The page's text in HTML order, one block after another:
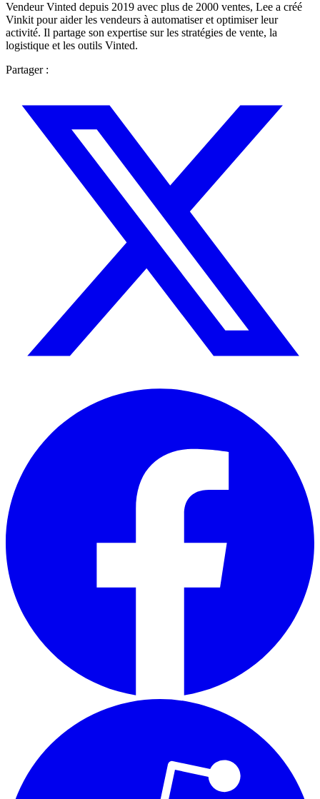
Vendeur Vinted depuis 2019 avec plus de 2000 ventes, Lee a créé
Vinkit pour aider les vendeurs à automatiser et optimiser leur
activité. Il partage son expertise sur les stratégies de vente, la
logistique et les outils Vinted.
Partager :